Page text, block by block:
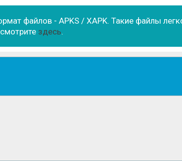
файлов - APKS / XAPK. Такие файлы
здесь.